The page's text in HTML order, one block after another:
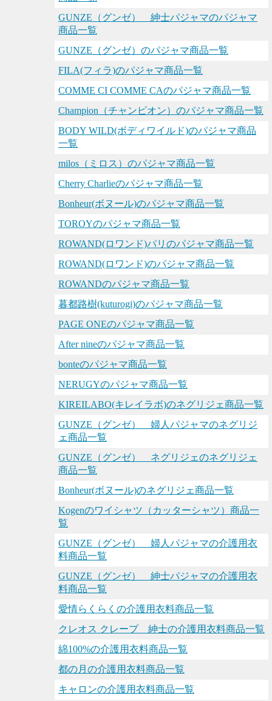
GUNZE（グンゼ） 紳士パジャマのパジャマ
商品一覧
GUNZE（グンゼ）のパジャマ商品一覧
FILA(フィラ)のパジャマ商品一覧
COMME CI COMME CAのパジャマ商品一覧
Champion（チャンピオン）のパジャマ商品一覧
BODY WILD(ボディワイルド)のパジャマ商品
一覧
milos（ミロス）のパジャマ商品一覧
Cherry Charlieのパジャマ商品一覧
Bonheur(ボヌール)のパジャマ商品一覧
TOROYのパジャマ商品一覧
ROWAND(ロワンド)パリのパジャマ商品一覧
ROWAND(ロワンド)のパジャマ商品一覧
ROWANDのパジャマ商品一覧
暮都路樹(kuturogi)のパジャマ商品一覧
PAGE ONEのパジャマ商品一覧
After nineのパジャマ商品一覧
bonteのパジャマ商品一覧
NERUGYのパジャマ商品一覧
KIREILABO(キレイラボ)のネグリジェ商品一覧
GUNZE（グンゼ） 婦人パジャマのネグリジ
ェ商品一覧
GUNZE（グンゼ） ネグリジェのネグリジェ
商品一覧
Bonheur(ボヌール)のネグリジェ商品一覧
Kogenのワイシャツ（カッターシャツ）商品一
覧
GUNZE（グンゼ） 婦人パジャマの介護用衣
料商品一覧
GUNZE（グンゼ） 紳士パジャマの介護用衣
料商品一覧
愛情らくらくの介護用衣料商品一覧
クレオス クレープ 紳士の介護用衣料商品一覧
綿100%の介護用衣料商品一覧
都の月の介護用衣料商品一覧
キャロンの介護用衣料商品一覧